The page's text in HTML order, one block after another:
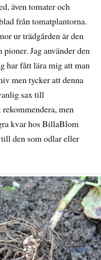
även tomater och
från tomatplantorna.
ur trädgården är den
Jag använder den
har fått lära mig att man
men tycker att denna
sax till
men
kvar hos BillaBlom
den som odlar eller